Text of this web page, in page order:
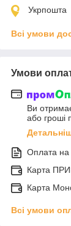
Укрпошта
Всі умови
Умови
Ви
або гроші
Оплата на
Карта
Карта
Всі умови